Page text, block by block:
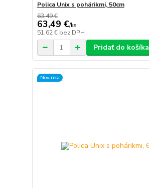
Polica Unix s pohárikmi, 50cm
63,49 €
63,49 €/ks
51,62 € bez DPH
Pridať do košíka
Novinka